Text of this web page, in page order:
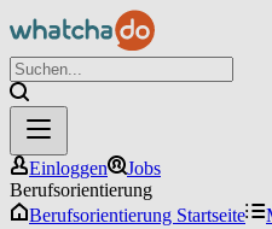
Einloggen
Jobs
Berufsorientierung
Berufsorientierung Startseite